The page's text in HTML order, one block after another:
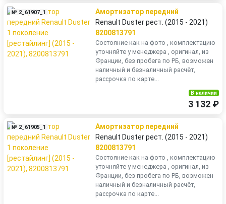
№ 2_61907_1
Амортизатор передний
Renault Duster рест. (2015 - 2021)
8200813791
Состояние как на фото , комплектацию
уточняйте у менеджера , оригинал, из
Франции, без пробега по РБ, возможен
наличный и безналичный расчёт,
рассрочка по карте...
В наличии
3 132 ₽
№ 2_61905_1
Амортизатор передний
Renault Duster рест. (2015 - 2021)
8200813791
Состояние как на фото , комплектацию
уточняйте у менеджера , оригинал, из
Франции, без пробега по РБ, возможен
наличный и безналичный расчёт,
рассрочка по карте...